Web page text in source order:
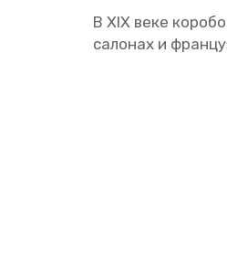
В XIX веке
са­ло­нах и